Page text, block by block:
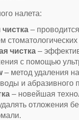
налета:
чистка –
чистка –
с помощью
– метод удаления
и абразивного
– новейшая
отложения